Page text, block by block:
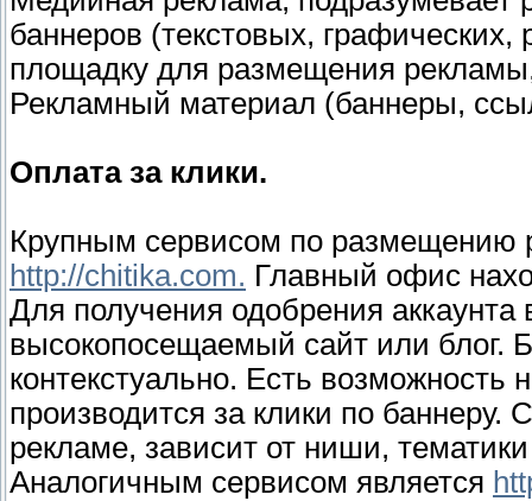
баннеров (текстовых,
площадку для размещения
Рекламный материал (баннеры,
Оплата за клики.
Крупным сервисом по размещению
http://chitika.com. Главный офис
Для получения одобрения
высокопосещаемый сайт или блог.
контекстуально. Есть возможность
производится за клики по баннеру.
рекламе, зависит от ниши,
Аналогичным сервисом является